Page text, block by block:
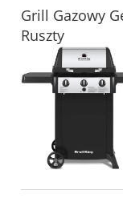
Grill Gazowy
Ruszty